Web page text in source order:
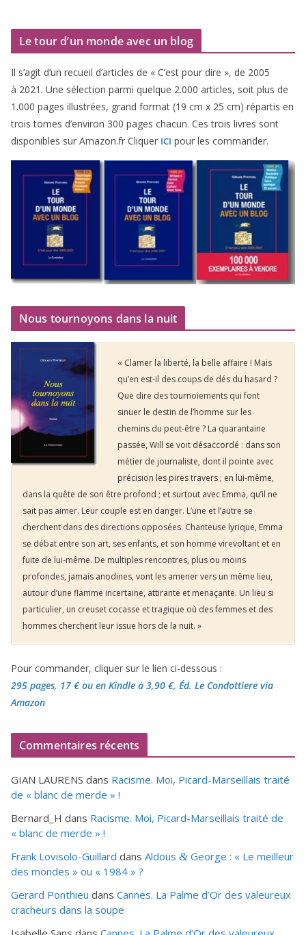
Le tour d’un monde avec un blog
Il s’agit d’un recueil d’ar­ticles de « C’est pour dire », de 2005
à 2021 . Une sélec­tion par­mi quelque 2.000 articles, soit plus de
1 .000 pages illus­trées, grand for­mat (19 cm x 25 cm) répar­tis en
trois tomes d’environ 300 pages cha­cun. Ces trois livres sont
dis­po­nibles sur Amazon​.fr Cliquer ICI pour les commander.
Nous tournoyons dans la nuit
« Clamer la liberté, la belle affaire ! Mais
qu’en est-il des coups de dés du hasard ?
Que dire des tournoiements qui font
sinuer le destin de l’homme sur les
chemins du peut-être ? La quarantaine
passée, Will se voit désaccordé : dans son
métier de journaliste, dont il pointe avec
précision les pires travers ; en lui-même,
dans la quête de son être profond ; et surtout avec Emma, qu’il ne
sait pas aimer. Leur couple est en danger. L’une et l’autre se
cherchent dans des directions opposées. Chanteuse lyrique, Emma
se débat entre son art, ses enfants, et son homme virevoltant et en
fuite de lui-même. De multiples rencontres, plus ou moins
profondes, jamais anodines, vont les amener vers un même lieu,
autour d’une flamme incertaine, attirante et menaçante. Un lieu si
particulier, un creuset cocasse et tragique où des femmes et des
hommes cherchent leur issue hors de la nuit. »
Pour commander, cliquer sur le lien ci-dessous :
295 pages, 17 €ou en Kindle à 3,90 €, Éd. Le Condottiere via
Amazon
Commentaires récents
GIAN LAURENS dans Racisme. Moi, Picard-Marseillais traité
de « blanc de merde » !
Bernard_H dans Racisme. Moi, Picard-Marseillais traité de
« blanc de merde » !
Frank Lovisolo-Guillard dans Aldous & George : « Le meilleur
des mondes » ou « 1984 » ?
Gerard Ponthieu dans Cannes. La Palme d’Or des valeureux
cracheurs dans la soupe